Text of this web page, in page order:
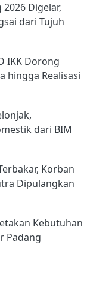
2026 Digelar,
dari Tujuh
IKK Dorong
hingga Realisasi
dari BIM
Korban
Dipulangkan
Kebutuhan
Padang